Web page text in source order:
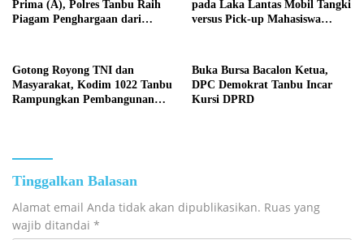
Prima (A), Polres Tanbu Raih
Piagam Penghargaan dari
pada Laka Lantas Mobil Tangki
versus Pick-up Mahasiswa
Gotong Royong TNI dan
Masyarakat, Kodim 1022 Tanbu
Rampungkan Pembangunan
Buka Bursa Bacalon Ketua,
DPC Demokrat Tanbu Incar
Kursi DPRD
Tinggalkan Balasan
Alamat email Anda tidak akan dipublikasikan. Ruas yang
wajib ditandai *